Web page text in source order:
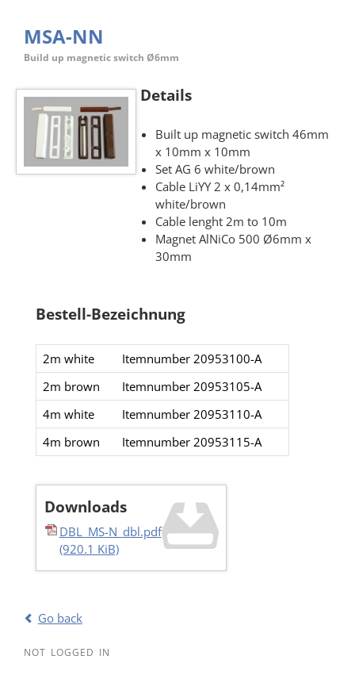
MSA-NN
Build up magnetic switch Ø6mm
Details
Built up magnetic switch 46mm
x 10mm x 10mm
Set AG 6 white/brown
Cable LiYY 2 x 0,14mm²
white/brown
Cable lenght 2m to 10m
Magnet AlNiCo 500 Ø6mm x
30mm
Bestell-Bezeichnung
2m white
Itemnumber 20953100-A
2m brown
Itemnumber 20953105-A
4m white
Itemnumber 20953110-A
4m brown
Itemnumber 20953115-A
Downloads
DBL_MS-N_dbl.pdf
(920.1 KiB)
Go back
NOT LOGGED IN